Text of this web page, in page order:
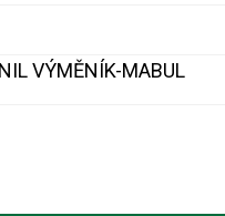
VÝMĚNÍK-MABUL